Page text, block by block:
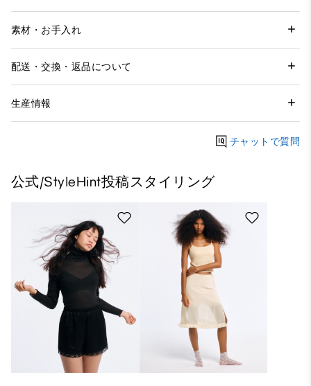
素材・お手入れ
配送・交換・返品について
生産情報
チャットで質問
公式/StyleHint投稿スタイリング